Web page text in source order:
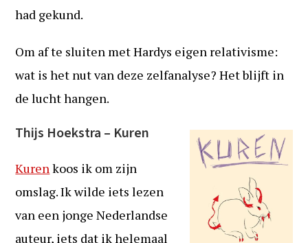
had gekund.
Om af te sluiten met Hardys eigen relativisme:
wat is het nut van deze zelfanalyse? Het blijft in
de lucht hangen.
Thijs Hoekstra – Kuren
Kurenkoos ik om zijn
omslag. Ik wilde iets lezen
van een jonge Nederlandse
auteur, iets dat ik helemaal